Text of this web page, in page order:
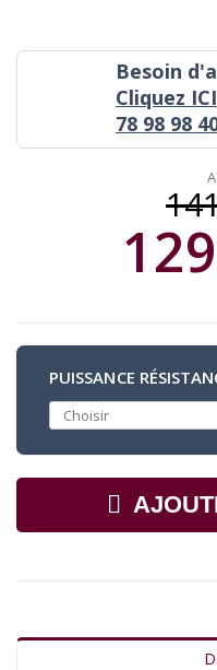
Besoin
Cliquez ICI
78 98 98
PUISSANCE